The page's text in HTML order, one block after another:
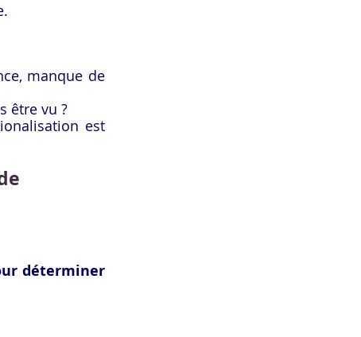
manque de
être vu ?
est
déterminer